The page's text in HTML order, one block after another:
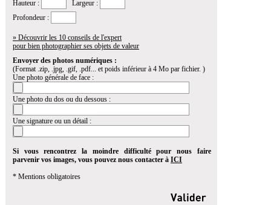
Hauteur :
Largeur :
Profondeur :
» Découvrir les 10 conseils de l'expert
pour bien photographier ses objets de valeur
Envoyer des photos numériques :
(Format .zip, .jpg, .gif, .pdf... et poids inférieur à 4 Mo par fichier. )
Une photo générale de face :
Une photo du dos ou du dessous :
Une signature ou un détail :
Si vous rencontrez la moindre difficulté pour nous faire
parvenir vos images, vous pouvez nous contacter à ICI
* Mentions obligatoires